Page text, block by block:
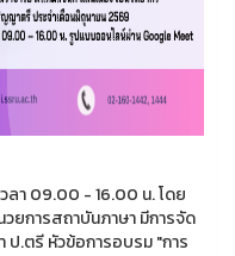
ลา 09.00 - 16.00 น. โดย
ยการสถาบันภาษา มีการจัด
.ตรี หัวข้อการอบรม "การ